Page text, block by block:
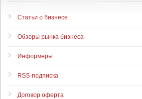
Статьи о бизнесе
Обзоры рынка бизнеса
Информеры
RSS-подписка
Договор оферта